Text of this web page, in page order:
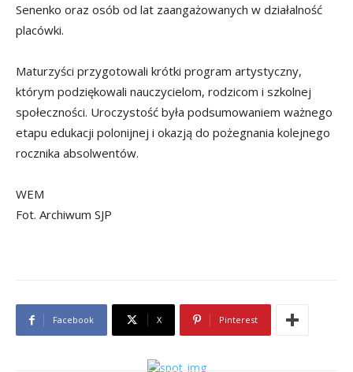
Senenko oraz osób od lat zaangażowanych w działalność
placówki.
Maturzyści przygotowali krótki program artystyczny,
którym podziękowali nauczycielom, rodzicom i szkolnej
społeczności. Uroczystość była podsumowaniem ważnego
etapu edukacji polonijnej i okazją do pożegnania kolejnego
rocznika absolwentów.
WEM
Fot. Archiwum SJP
Facebook X Pinterest